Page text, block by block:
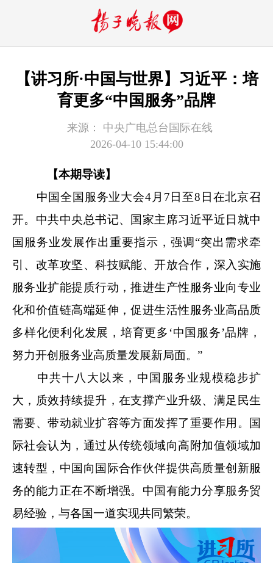
【讲习所·中国与世界】习近平：培
育更多“中国服务”品牌
来源：
中央广电总台国际在线
2026-04-10 15:44:00
【本期导读】
中国全国服务业大会4月7日至8日在北京召
开。中共中央总书记、国家主席习近平近日就中
国服务业发展作出重要指示，强调“突出需求牵
引、改革攻坚、科技赋能、开放合作，深入实施
服务业扩能提质行动，推进生产性服务业向专业
化和价值链高端延伸，促进生活性服务业高品质
多样化便利化发展，培育更多‘中国服务’品牌，
努力开创服务业高质量发展新局面。”
中共十八大以来，中国服务业规模稳步扩
大，质效持续提升，在支撑产业升级、满足民生
需要、带动就业扩容等方面发挥了重要作用。国
际社会认为，通过从传统领域向高附加值领域加
速转型，中国向国际合作伙伴提供高质量创新服
务的能力正在不断增强。中国有能力分享服务贸
易经验，与各国一道实现共同繁荣。